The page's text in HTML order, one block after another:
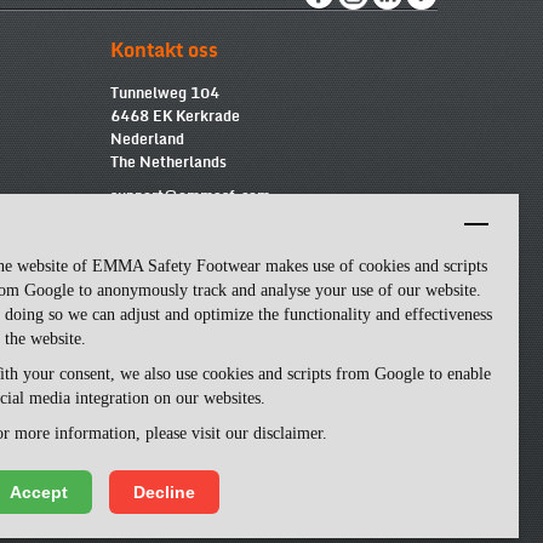
website of EMMA Safety Footwear makes use of cookies and scripts
Google to anonymously track and analyse your use of our website.
so we can adjust and optimize the functionality and effectiveness
website.
your consent, we also use cookies and scripts from Google to enable
media integration on our websites.
more information, please visit our disclaimer.
Accept Decline
Kontakt oss
Tunnelweg 104
6468 EK Kerkrade
Nederland
The Netherlands
support@emmasf.com